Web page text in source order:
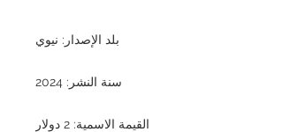
بلد الإصدار: نيوي
سنة النشر: 2024
القيمة الاسمية: 2 دولار